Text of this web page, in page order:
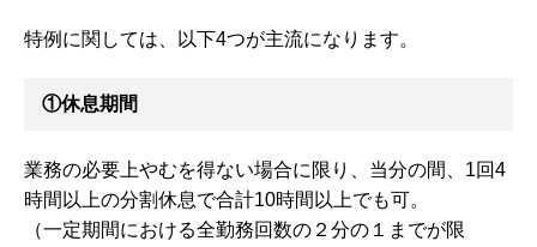
特例に関しては、以下4つが主流になります。
①休息期間
業務の必要上やむを得ない場合に限り、当分の間、1回4
時間以上の分割休息で合計10時間以上でも可。
（一定期間における全勤務回数の２分の１までが限